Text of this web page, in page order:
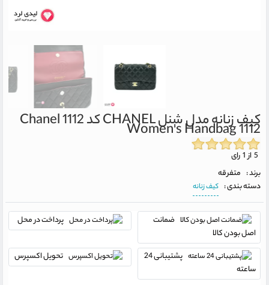
کیف زنانه مدل شنل CHANEL کد 1112 Chanel Women's Handbag 1112
برند : متفرقه
دسته بندی : کیف زنانه
ضمانت
اصل بودن کالا
پرداخت در محل
پشتیبانی 24
ساعته
تحویل اکسپرس